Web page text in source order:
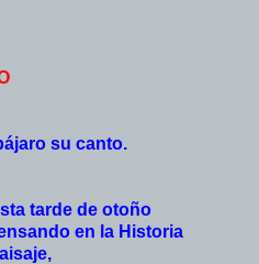
su canto.
tarde de otoño
en la Historia